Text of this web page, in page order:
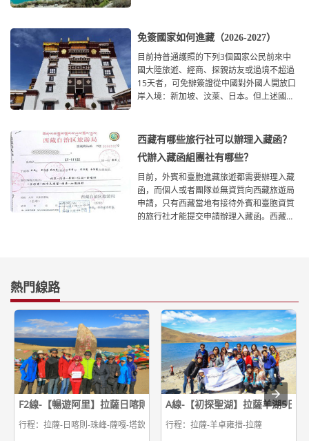
免簽國家如何進藏（2026-2027）
目前持普通護照的下列3個國家公民前來中
國大陸旅遊、經商、探親訪友或過境不超過
15天者，可免辦簽證從中國對外國人開放口
岸入境：新加坡、汶萊、日本。但上述國家
西藏有哪些旅行社可以辦理入藏函？
代辦入藏函組團社有哪些？
目前，外賓和臺胞進藏旅遊都需要辦理入藏
函，而個人或者團隊並無資質向西藏旅遊局
申請，只有西藏當地有接待外賓和臺胞資質
的旅行社才能提交申請辦理入藏函。西藏哪
熱門線路
F2線-【暢遊阿里】拉薩日喀則珠峰神山聖湖古格王朝吉隆13日遊
行程：拉薩-日喀則-珠峰-薩嘎-塔欽轉山-札達-塔欽-薩嘎-吉隆
A線-【初探聖湖】拉薩羊湖5日遊
行程：拉薩-羊卓雍措-拉薩